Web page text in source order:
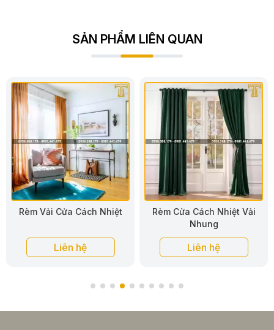
SẢN PHẨM LIÊN QUAN
Rèm Cửa Cách Nhiệt Vải
Liên hệ
Rèm Cửa Cách Nhiệt Vải
Poly Cao Cấp
Liên hệ